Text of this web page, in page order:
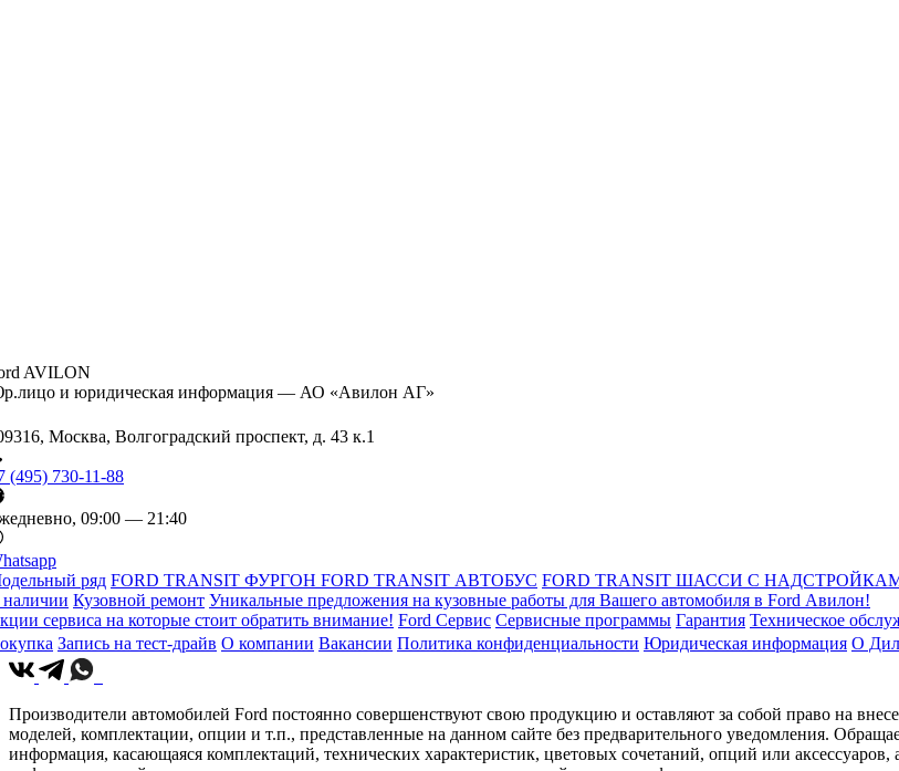
AVILON
и юридическая информация — АО «Авилон АГ»
Москва, Волгоградский проспект, д. 43 к.1
(495) 730-11-88
09:00 — 21:40
ряд FORD TRANSIT ФУРГОН FORD TRANSIT АВТОБУС FORD TRANSIT ШАССИ С
Кузовной ремонт Уникальные предложения на кузовные работы для Вашего автомобиля в Ford Авилон!
сервиса на которые стоит обратить внимание! Ford Сервис Сервисные программы Гарантия Техническое
Запись на тест-драйв О компании Вакансии Политика конфиденциальности Юридическая информация О
Производители автомобилей Ford постоянно совершенствуют свою продукцию и оставляют за собой право на
моделей, комплектации, опции и т.п., представленные на данном сайте без предварительного уведомления.
информация, касающаяся комплектаций, технических характеристик, цветовых сочетаний, опций или